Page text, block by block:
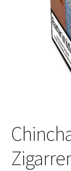
Табак на заказ